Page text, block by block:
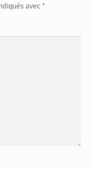
avec *